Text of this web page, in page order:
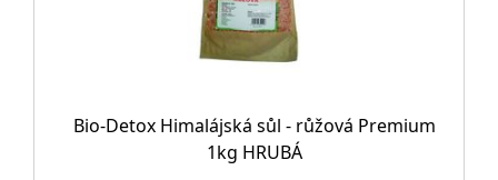
Bio-Detox Himalájská sůl - růžová Premium
1kg HRUBÁ